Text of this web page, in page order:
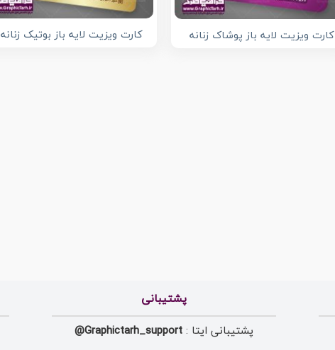
کارت ویزیت لایه باز بوتیک زنانه
کارت ویزیت لایه باز پوشاک زنانه
پشتیبانی
پشتیبانی ایتا : Graphictarh_support@